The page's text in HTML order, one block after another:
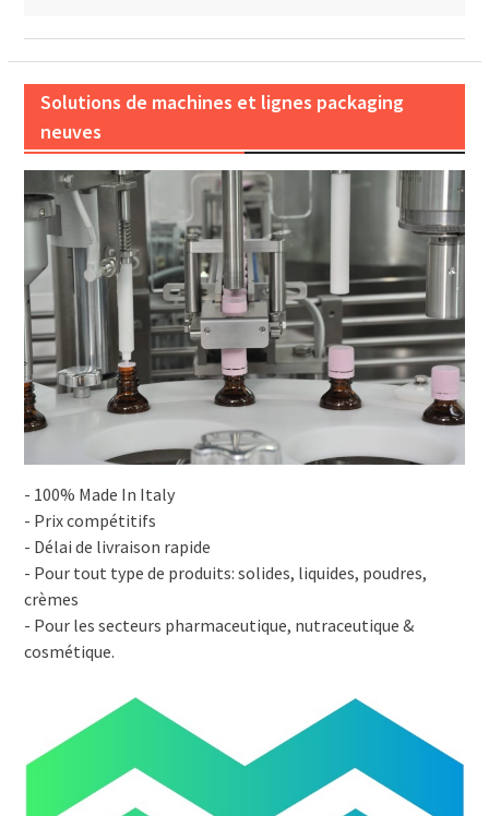
Solutions de machines et lignes packaging
neuves
- 100% Made In Italy
- Prix compétitifs
- Délai de livraison rapide
- Pour tout type de produits: solides, liquides, poudres,
crèmes
- Pour les secteurs pharmaceutique, nutraceutique &
cosmétique.